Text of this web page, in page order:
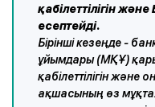
қабілеттілігін
есептейді.
Бірінші кезеңде -
ұйымдары (МҚҰ)
қабілеттілігін және
ақшасының өз